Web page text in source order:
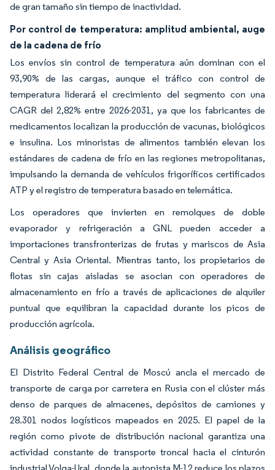
de gran tamaño sin tiempo de inactividad.
Por control de temperatura: amplitud ambiental, auge
de la cadena de frío
Los envíos sin control de temperatura aún dominan con el
93,90% de las cargas, aunque el tráfico con control de
temperatura liderará el crecimiento del segmento con una
CAGR del 2,82% entre 2026-2031, ya que los fabricantes de
medicamentos localizan la producción de vacunas, biológicos
e insulina. Los minoristas de alimentos también elevan los
estándares de cadena de frío en las regiones metropolitanas,
impulsando la demanda de vehículos frigoríficos certificados
ATP y el registro de temperatura basado en telemática.
Los operadores que invierten en remolques de doble
evaporador y refrigeración a GNL pueden acceder a
importaciones transfronterizas de frutas y mariscos de Asia
Central y Asia Oriental. Mientras tanto, los propietarios de
flotas sin cajas aisladas se asocian con operadores de
almacenamiento en frío a través de aplicaciones de alquiler
puntual que equilibran la capacidad durante los picos de
producción agrícola.
Análisis geográfico
El Distrito Federal Central de Moscú ancla el mercado de
transporte de carga por carretera en Rusia con el clúster más
denso de parques de almacenes, depósitos de camiones y
28.301 nodos logísticos mapeados en 2025. El papel de la
región como pivote de distribución nacional garantiza una
actividad constante de transporte troncal hacia el cinturón